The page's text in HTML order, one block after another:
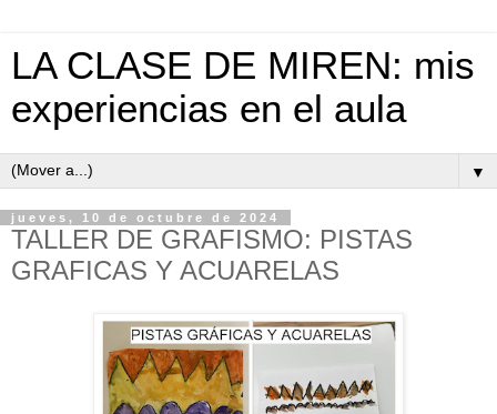
LA CLASE DE MIREN: mis
experiencias en el aula
▼
jueves, 10 de octubre de 2024
TALLER DE GRAFISMO: PISTAS
GRAFICAS Y ACUARELAS